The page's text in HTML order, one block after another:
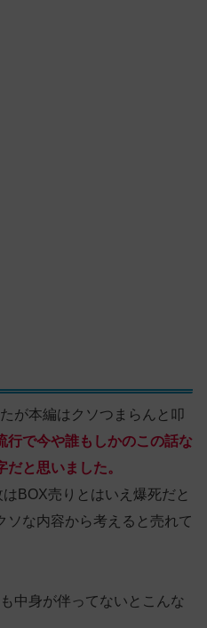
が本編はクソつまらんと叩
行で今や誰もしかのこの話な
と思いました。
BOX売りとはいえ爆死だと
ソな内容から考えると売れて
中身が伴ってないとこんな